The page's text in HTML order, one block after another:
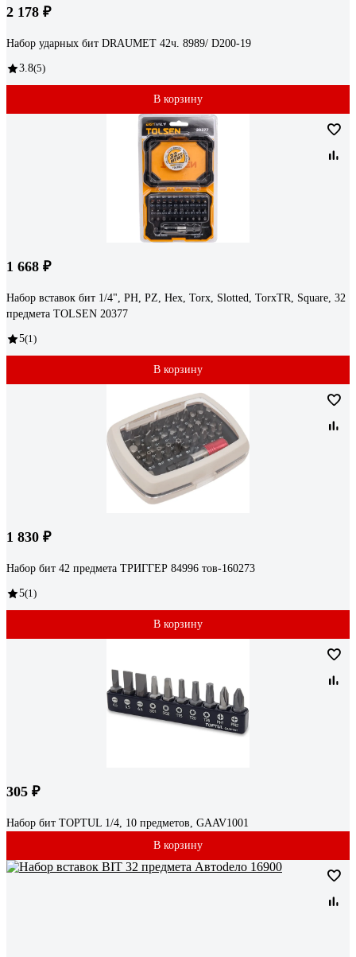
2 178 ₽
Набор ударных бит DRAUMET 42ч. 8989/ D200-19
3.8(5)
В корзину
1 668 ₽
Набор вставок бит 1/4", PH, PZ, Hex, Torx, Slotted, TorxTR, Square, 32
предмета TOLSEN 20377
5(1)
В корзину
1 830 ₽
Набор бит 42 предмета ТРИГГЕР 84996 тов-160273
5(1)
В корзину
305 ₽
Набор бит TOPTUL 1/4, 10 предметов, GAAV1001
В корзину